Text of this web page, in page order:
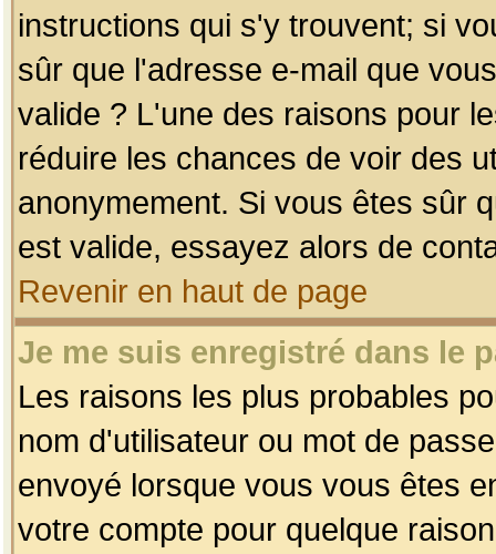
instructions qui s'y trouvent; si
sûr que l'adresse e-mail que
valide ? L'une des raisons pour
réduire les chances de voir des
anonymement. Si vous êtes sûr
est valide, essayez alors de
Revenir en haut de page
Je me suis enregistré dans le
Les raisons les plus probables
nom d'utilisateur ou mot de
envoyé lorsque vous vous êtes
votre compte pour quelque